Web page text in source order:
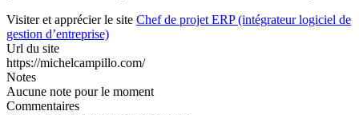
Visiter et apprécier le site Chef de projet ERP (intégrateur logiciel de
gestion d’entreprise)
Url du site
https://michelcampillo.com/
Notes
Aucune note pour le moment
Commentaires